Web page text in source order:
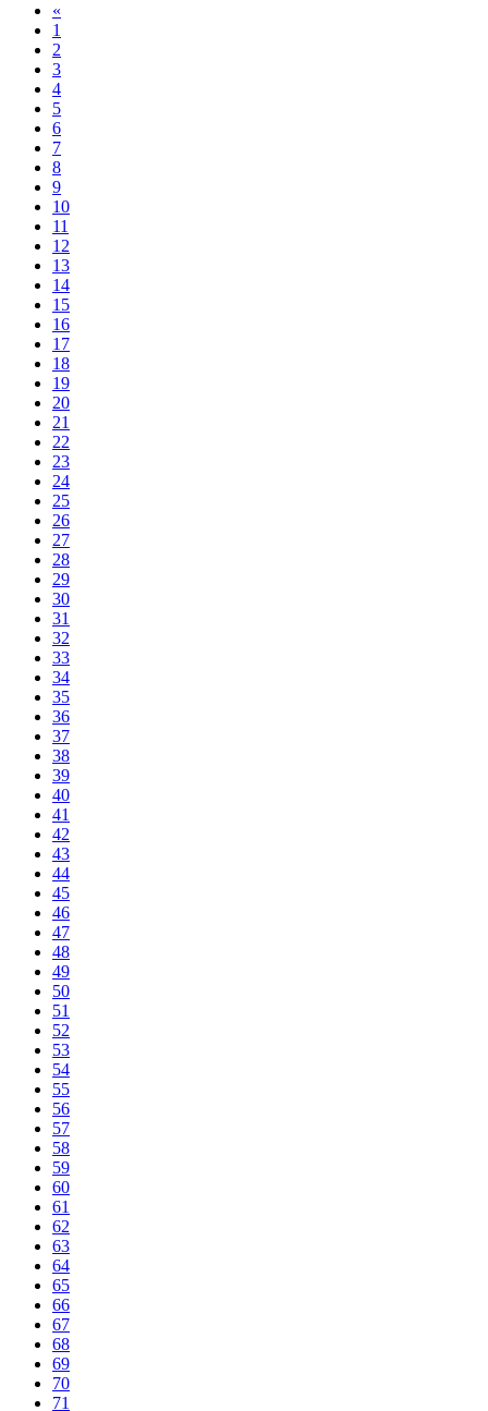
«
1
2
3
4
5
6
7
8
9
10
11
12
13
14
15
16
17
18
19
20
21
22
23
24
25
26
27
28
29
30
31
32
33
34
35
36
37
38
39
40
41
42
43
44
45
46
47
48
49
50
51
52
53
54
55
56
57
58
59
60
61
62
63
64
65
66
67
68
69
70
71